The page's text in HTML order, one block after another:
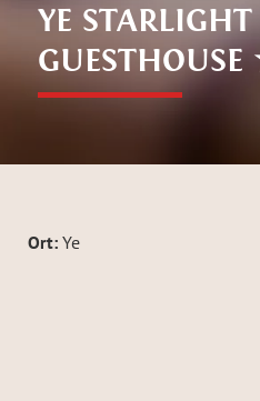
YE STARLIGHT
Ort: Ye